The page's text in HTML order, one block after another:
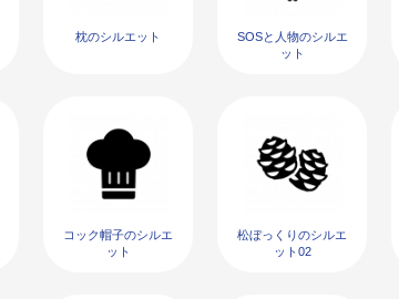
枕のシルエット
SOSと人物のシルエ
ット
コック帽子のシルエ
ット
松ぼっくりのシルエ
ット02